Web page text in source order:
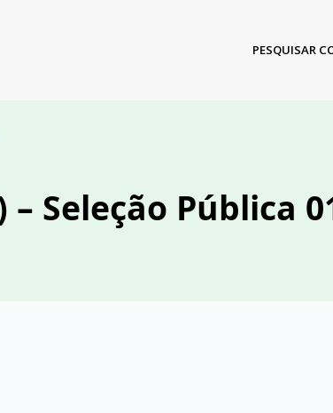
PESQUISAR
Seleção Pública